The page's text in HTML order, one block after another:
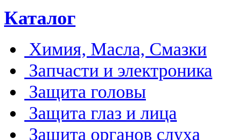
Каталог
Химия, Масла, Смазки
Запчасти и электроника
Защита головы
Защита глаз и лица
Защита органов слуха